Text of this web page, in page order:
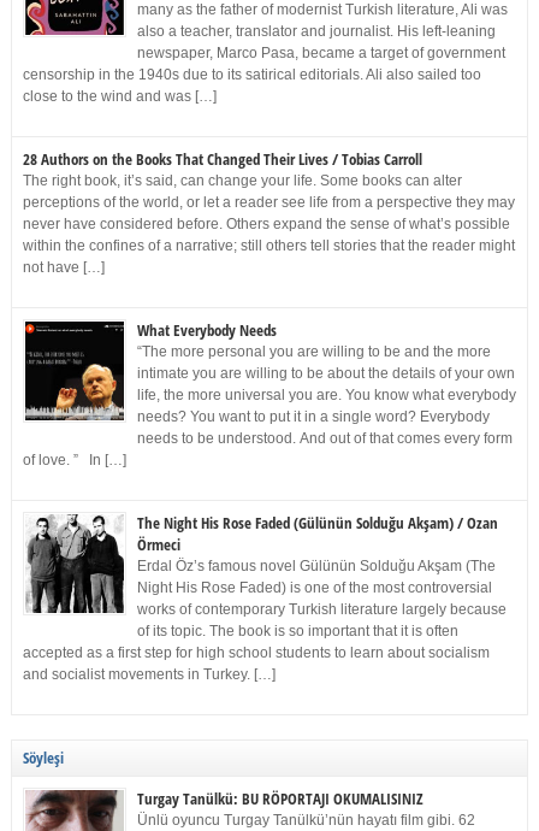
many as the father of modernist Turkish literature, Ali was
also a teacher, translator and journalist. His left-leaning
newspaper, Marco Pasa, became a target of government
censorship in the 1940s due to its satirical editorials. Ali also sailed too
close to the wind and was […]
28 Authors on the Books That Changed Their Lives / Tobias Carroll
The right book, it’s said, can change your life. Some books can alter
perceptions of the world, or let a reader see life from a perspective they may
never have considered before. Others expand the sense of what’s possible
within the confines of a narrative; still others tell stories that the reader might
not have […]
What Everybody Needs
“The more personal you are willing to be and the more
intimate you are willing to be about the details of your own
life, the more universal you are. You know what everybody
needs? You want to put it in a single word? Everybody
needs to be understood. And out of that comes every form
of love. ” In […]
The Night His Rose Faded (Gülünün Solduğu Akşam) / Ozan
Örmeci
Erdal Öz’s famous novel Gülünün Solduğu Akşam (The
Night His Rose Faded) is one of the most controversial
works of contemporary Turkish literature largely because
of its topic. The book is so important that it is often
accepted as a first step for high school students to learn about socialism
and socialist movements in Turkey. […]
Söyleşi
Turgay Tanülkü: BU RÖPORTAJI OKUMALISINIZ
Ünlü oyuncu Turgay Tanülkü’nün hayatı film gibi. 62